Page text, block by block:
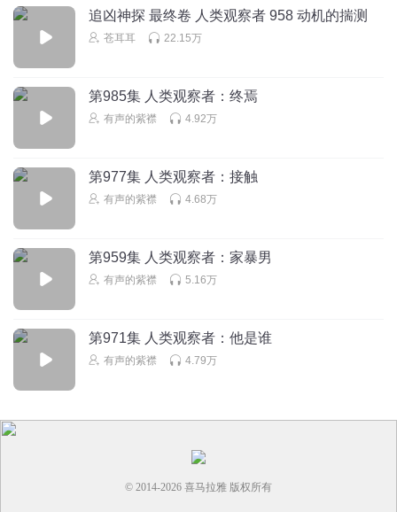
2025-04-26 0
ChamCun
成吐耐
那他妈叫熊孩子？那是该死的恶魔！和这小母狗一样，比一
般坏人该死多了
追凶神探 最终卷 人类观察者 958 动机的揣测
苍耳耳 22.15万
第985集 人类观察者：终焉
有声的紫襟 4.92万
第977集 人类观察者：接触
有声的紫襟 4.68万
第959集 人类观察者：家暴男
有声的紫襟 5.16万
第971集 人类观察者：他是谁
有声的紫襟 4.79万
© 2014-2026 喜马拉雅 版权所有